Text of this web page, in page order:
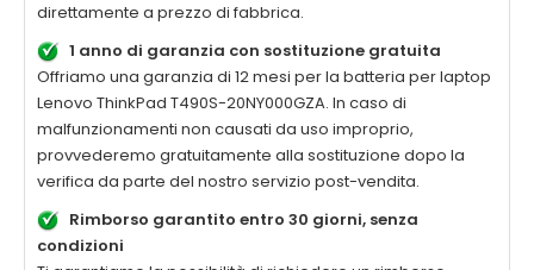
direttamente a prezzo di fabbrica.
1 anno di garanzia con sostituzione gratuita
Offriamo una garanzia di 12 mesi per la batteria per laptop
Lenovo ThinkPad T490S-20NY000GZA. In caso di
malfunzionamenti non causati da uso improprio,
provvederemo gratuitamente alla sostituzione dopo la
verifica da parte del nostro servizio post-vendita.
Rimborso garantito entro 30 giorni, senza
condizioni